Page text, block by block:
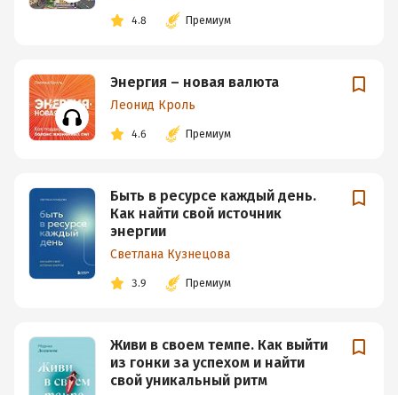
4.8 Премиум
Энергия – новая валюта
Леонид Кроль
4.6 Премиум
Быть в ресурсе каждый день.
Как найти свой источник
энергии
Светлана Кузнецова
3.9 Премиум
Живи в своем темпе. Как выйти
из гонки за успехом и найти
свой уникальный ритм